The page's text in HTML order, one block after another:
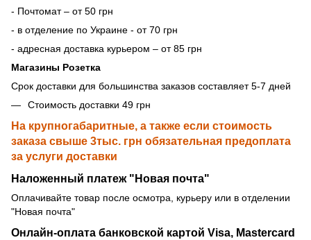
- Почтомат – от 50 грн
- в отделение по Украине - от 70 грн
- адресная доставка курьером – от 85 грн
Магазины Розетка
Срок доставки для большинства заказов составляет 5-7 дней
Стоимость доставки 49 грн
На крупногабаритные, а также если стоимость
заказа свыше 3тыс. грн обязательная предоплата
за услуги доставки
Наложенный платеж "Новая почта"
Оплачивайте товар после осмотра, курьеру или в отделении
"Новая почта"
Онлайн-оплата банковской картой Visa, Mastercard